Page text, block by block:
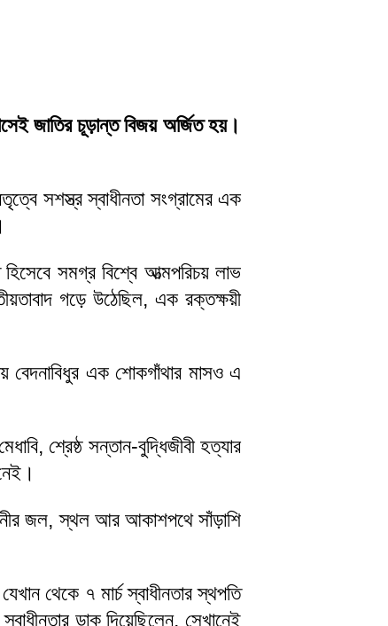
জাতির চূড়ান্ত বিজয় অর্জিত হয়।
সশস্ত্র স্বাধীনতা সংগ্রামের এক
সমগ্র বিশ্বে আত্মপরিচয় লাভ
গড়ে উঠেছিল, এক রক্তক্ষয়ী
বেদনাবিধুর এক শোকগাঁথার মাসও এ
শ্রেষ্ঠ সন্তান-বুদ্ধিজীবী হত্যার
জল, স্থল আর আকাশপথে সাঁড়াশি
থেকে ৭ মার্চ স্বাধীনতার স্থপতি
ডাক দিয়েছিলেন, সেখানেই